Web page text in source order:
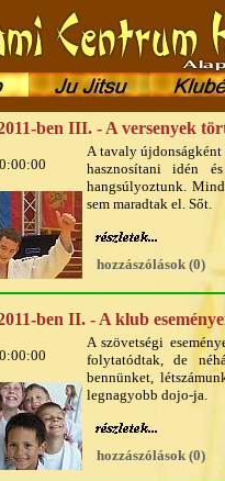
ben III. - A versenyek
A tavaly
hasznosítani idén
hangsúlyoztunk.
sem maradtak el. Sőt.
hozzászólások (0)
ben II. - A klub
A szövetségi
folytatódtak, de
bennünket,
legnagyobb dojo-ja.
hozzászólások (0)